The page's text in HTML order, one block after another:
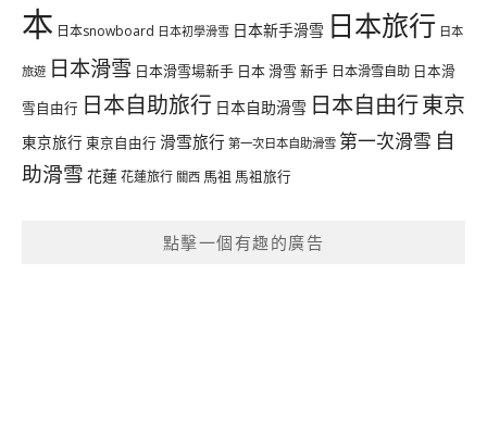
本 日本snowboard 日本初學滑雪 日本新手滑雪 日本旅行 日本
旅遊 日本滑雪 日本滑雪場新手 日本 滑雪 新手 日本滑雪自助 日本滑
雪自由行 日本自助旅行 日本自助滑雪 日本自由行東京
東京旅行 東京自由行 滑雪旅行 第一次日本自助滑雪 第一次滑雪 自
助滑雪 花蓮花蓮旅行 關西 馬祖 馬祖旅行
點擊一個有趣的廣告